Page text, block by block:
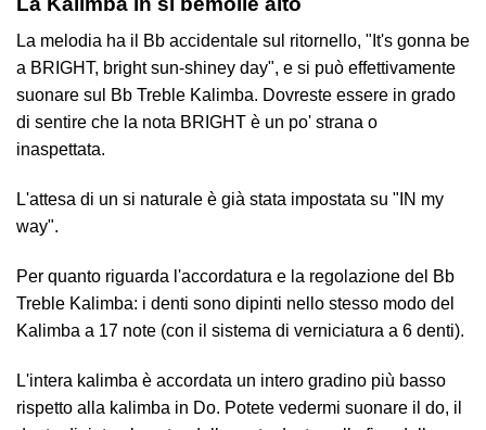
La melodia ha il Bb accidentale sul ritornello, "It's gonna be
a BRIGHT, bright sun-shiney day", e si può effettivamente
suonare sul Bb Treble Kalimba. Dovreste essere in grado
di sentire che la nota BRIGHT è un po' strana o
inaspettata.
L'attesa di un si naturale è già stata impostata su "IN my
way".
Per quanto riguarda l'accordatura e la regolazione del Bb
Treble Kalimba: i denti sono dipinti nello stesso modo del
Kalimba a 17 note (con il sistema di verniciatura a 6 denti).
L'intera kalimba è accordata un intero gradino più basso
rispetto alla kalimba in Do. Potete vedermi suonare il do, il